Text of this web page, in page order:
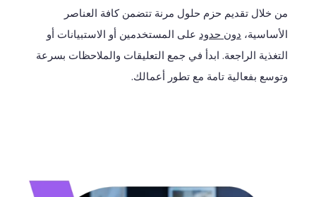
من خلال تقديم حزم حلول مرنة تتضمن كافة العناصر
الأساسية، دون حدود على المستخدمين أو الاستبيانات أو
التغذية الراجعة. ابدأ في جمع التعليقات والملاحظات بسرعة
وتوسع بفعالية تامة مع تطور أعمالك.